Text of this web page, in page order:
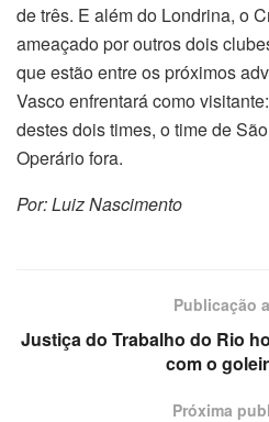
de três. E além do Londrina, o
ameaçado por outros dois
que estão entre os próximos
Vasco enfrentará como
destes dois times, o time de
Operário fora.
Por: Luiz Nascimento
Publicação
Justiça do Trabalho do Rio
com o
Próxima